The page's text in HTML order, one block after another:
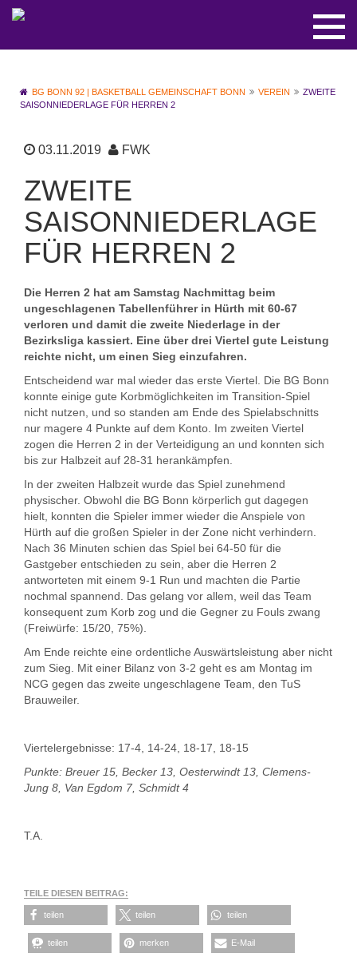
BG BONN 92 | BASKETBALL GEMEINSCHAFT BONN VEREIN
ZWEITE
SAISONNIEDERLAGE FÜR HERREN 2
03.11.2019 FWK
ZWEITE
SAISONNIEDERLAGE
FÜR HERREN 2
Die Herren 2 hat am Samstag Nachmittag beim
ungeschlagenen Tabellenführer in Hürth mit 60-67
verloren und damit die zweite Niederlage in der
Bezirksliga kassiert. Eine über drei Viertel gute Leistung
reichte nicht, um einen Sieg einzufahren.
Entscheidend war mal wieder das erste Viertel. Die BG Bonn
konnte einige gute Korbmöglichkeiten im Transition-Spiel
nicht nutzen, und so standen am Ende des Spielabschnitts
nur magere 4 Punkte auf dem Konto. Im zweiten Viertel
zogen die Herren 2 in der Verteidigung an und konnten sich
bis zur Halbzeit auf 28-31 herankämpfen.
In der zweiten Halbzeit wurde das Spiel zunehmend
physischer. Obwohl die BG Bonn körperlich gut dagegen
hielt, konnten die Spieler immer wieder die Anspiele von
Hürth auf die großen Spieler in der Zone nicht verhindern.
Nach 36 Minuten schien das Spiel bei 64-50 für die
Gastgeber entschieden zu sein, aber die Herren 2
antworteten mit einem 9-1 Run und machten die Partie
nochmal spannend. Das gelang vor allem, weil das Team
konsequent zum Korb zog und die Gegner zu Fouls zwang
(Freiwürfe: 15/20, 75%).
Am Ende reichte eine ordentliche Auswärtsleistung aber nicht
zum Sieg. Mit einer Bilanz von 3-2 geht es am Montag im
NCG gegen das zweite ungeschlagene Team, den TuS
Brauweiler.
Viertelergebnisse: 17-4, 14-24, 18-17, 18-15
Punkte: Breuer 15, Becker 13, Oesterwindt 13, Clemens-
Jung 8, Van Egdom 7, Schmidt 4
T.A.
TEILE DIESEN BEITRAG:
teilen teilen teilen
teilen merken E-Mail